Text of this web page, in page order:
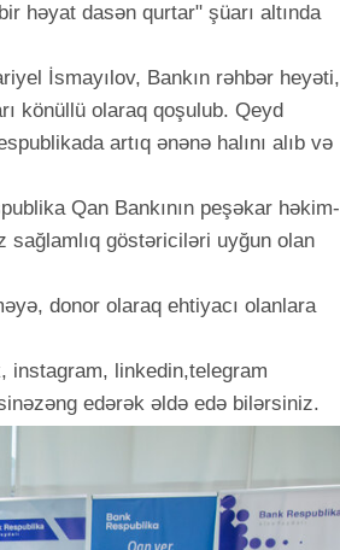
həyat dasən qurtar" şüarı altında
İsmayılov, Bankın rəhbər heyəti,
könüllü olaraq qoşulub. Qeyd
artıq ənənə halını alıb və
Qan Bankının peşəkar həkim-
sağlamlıq göstəriciləri uyğun olan
donor olaraq ehtiyacı olanlara
instagram, linkedin,telegram
edərək əldə edə bilərsiniz.